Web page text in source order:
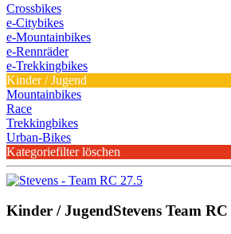
Crossbikes
e-Citybikes
e-Mountainbikes
e-Rennräder
e-Trekkingbikes
Kinder / Jugend
Mountainbikes
Race
Trekkingbikes
Urban-Bikes
Kategoriefilter löschen
Kinder / JugendStevens Team